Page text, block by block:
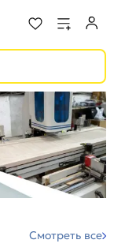
Смотреть все